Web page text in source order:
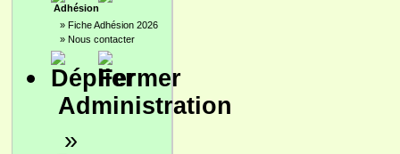
Adhésion
» Fiche Adhésion 2026
» Nous contacter
Administration
»